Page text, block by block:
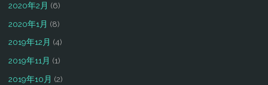
2020年2月 (6)
2020年1月 (8)
2019年12月 (4)
2019年11月 (1)
2019年10月 (2)